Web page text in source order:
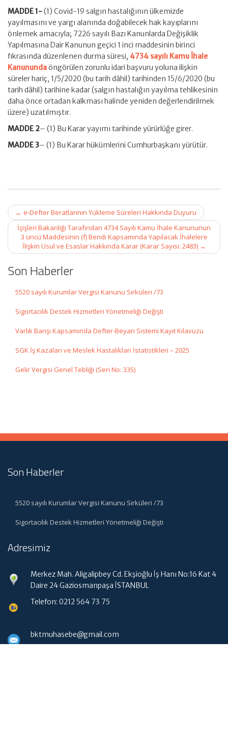
MADDE 1-(1) Covid-19 salgın hastalığının ülkemizde
yayılmasını ve yargı alanında doğabilecek hak kayıplarını
önlemek amacıyla; 7226 sayılı Bazı Kanunlarda Değişiklik
Yapılmasına Dair Kanunun geçici 1 inci maddesinin birinci
fıkrasında düzenlenen durma süresi, 4734 sayılı Kamu İhale
Kanunundaöngörülen zorunlu idari başvuru yoluna ilişkin
süreler hariç, 1/5/2020 (bu tarih dâhil) tarihinden 15/6/2020 (bu
tarih dâhil) tarihine kadar (salgın hastalığın yayılma tehlikesinin
daha önce ortadan kalkması halinde yeniden değerlendirilmek
üzere) uzatılmıştır.
MADDE 2– (1) Bu Karar yayımı tarihinde yürürlüğe girer.
MADDE 3– (1) Bu Karar hükümlerini Cumhurbaşkanı yürütür.
Post
navigation
← e-Defter Beratlarının Yükleme Süreleri Hakkında Duyuru
İçişleri Bakanlığı Tarafından 4734 Sayılı Kamu İhale Kanununun
3 üncü Maddesinin (f) Bendi Kapsamında Yapılacak İhalelere
İlişkin Usul ve Esaslar Hakkında Karar (Karar Sayısı: 2483) →
Son Haberler
5520 sayılı Kurumlar Vergisi Kanunu Sirküleri /73
Sigortacılık Destek Hizmetleri Yönetmeliği Değişti
Varlık Barışı Kapsamında Defter-Beyan Sistemi Kayıt Kılavuzu
SGK İş Kazaları ve Meslek Hastalıkları İstatistikleri – 2025
Gelir Vergisi Genel Tebliği (Seri No: 335)
Son Haberler
5520 sayılı Kurumlar Vergisi Kanunu Sirküleri /73
Sigortacılık Destek Hizmetleri Yönetmeliği Değişti
Adresimiz
Merkez Mah. Aligalipbey Cd. Ekşioğlu İş Hanı No:16 Kat 4
Daire 24 Gaziosmanpaşa İSTANBUL
Telefon: 0212 564 73 75
bktmuhasebe@gmail.com